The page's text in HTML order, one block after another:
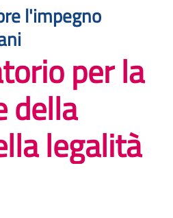
l'impegno
per la
della
legalità